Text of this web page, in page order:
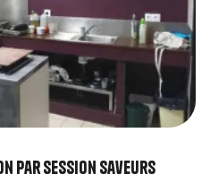
par Session SaveurS